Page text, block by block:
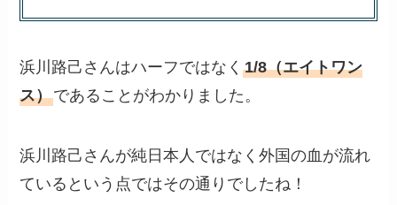
浜川路己さんはハーフではなく1/8（エイトワン
ス）であることがわかりました。
浜川路己さんが純日本人ではなく外国の血が流れ
ているという点ではその通りでしたね！